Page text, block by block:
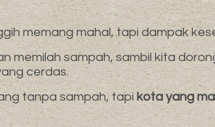
memang mahal, tapi dampak
memilah sampah, sambil kita
cerdas.
tanpa sampah, tapi kota yang